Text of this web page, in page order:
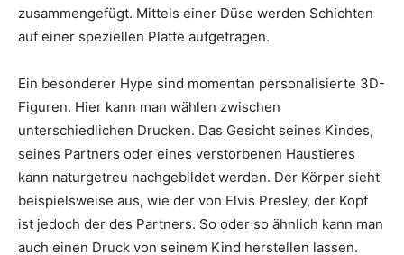
zusammengefügt. Mittels einer Düse werden Schichten
auf einer speziellen Platte aufgetragen.
Ein besonderer Hype sind momentan personalisierte 3D-
Figuren. Hier kann man wählen zwischen
unterschiedlichen Drucken. Das Gesicht seines Kindes,
seines Partners oder eines verstorbenen Haustieres
kann naturgetreu nachgebildet werden. Der Körper sieht
beispielsweise aus, wie der von Elvis Presley, der Kopf
ist jedoch der des Partners. So oder so ähnlich kann man
auch einen Druck von seinem Kind herstellen lassen.